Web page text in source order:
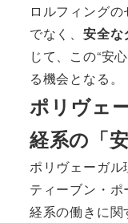
ロルフィング
でなく、 安全な
じて、この“安
る機会となる。
ポリヴェ
経系の「
ポリヴェーガ
ティーブン・
経系の働きに